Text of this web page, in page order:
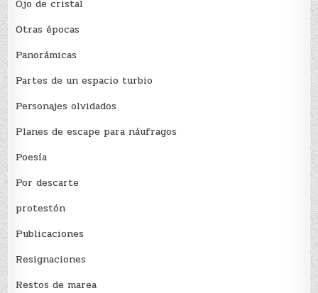
Ojo de cristal
Otras épocas
Panorámicas
Partes de un espacio turbio
Personajes olvidados
Planes de escape para náufragos
Poesía
Por descarte
protestón
Publicaciones
Resignaciones
Restos de marea